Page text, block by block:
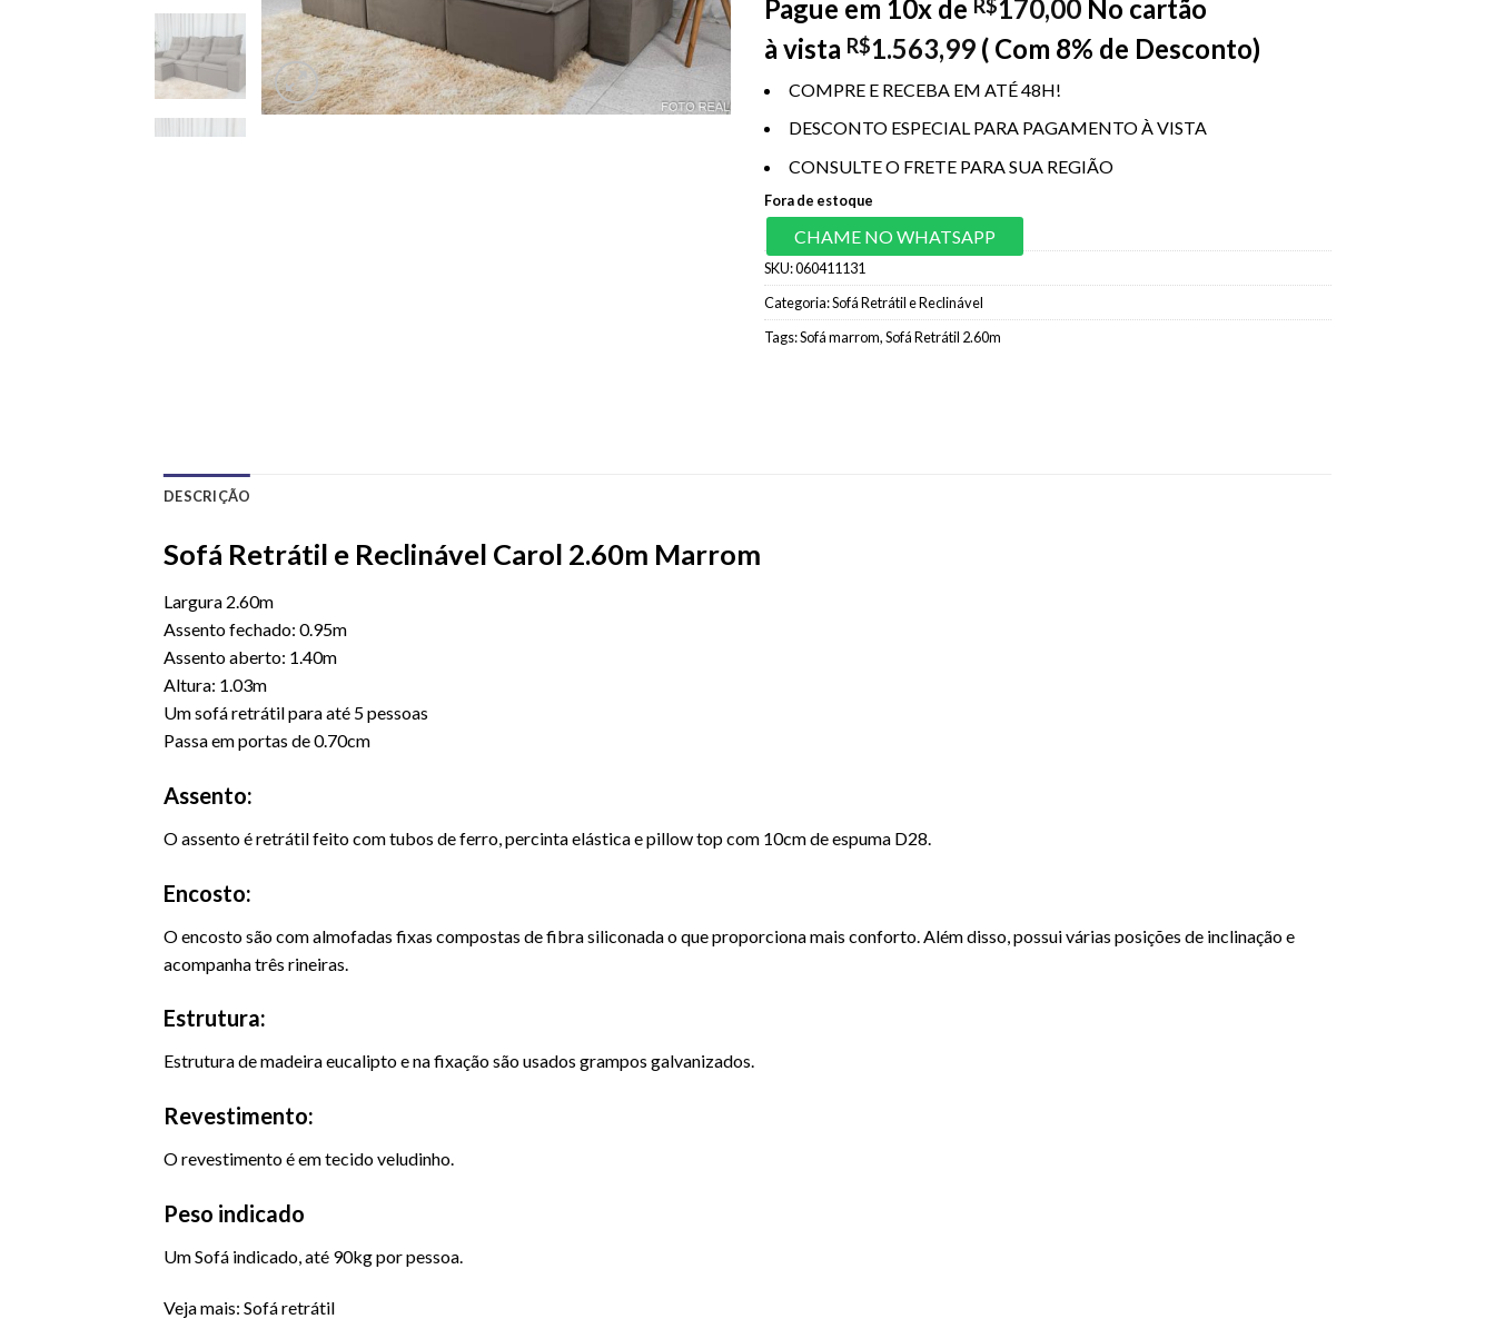
Pague em 10x de R$170,00 No cartão
à vista R$1.563,99 ( Com 8% de Desconto)
COMPRE E RECEBA EM ATÉ 48H!
DESCONTO ESPECIAL PARA PAGAMENTO À VISTA
CONSULTE O FRETE PARA SUA REGIÃO
Fora de estoque
CHAME NO WHATSAPP
SKU:060411131
Categoria:Sofá Retrátil e Reclinável
Tags:Sofá marrom,Sofá Retrátil 2.60m
DESCRIÇÃO
Sofá Retrátil e Reclinável Carol 2.60m Marrom
Largura 2.60m
Assento fechado: 0.95m
Assento aberto: 1.40m
Altura: 1.03m
Um sofá retrátil para até 5 pessoas
Passa em portas de 0.70cm
Assento:
O assento é retrátil feito com tubos de ferro, percinta elástica e pillow top com 10cm de espuma D28.
Encosto:
O encosto são com almofadas fixas compostas de fibra siliconada o que proporciona mais conforto. Além disso, possui várias posições de inclinação e
acompanha três rineiras.
Estrutura:
Estrutura de madeira eucalipto e na fixação são usados grampos galvanizados.
Revestimento:
O revestimento é em tecido veludinho.
Peso indicado
UmSofá indicado, até 90kg por pessoa.
Veja mais: Sofá retrátil